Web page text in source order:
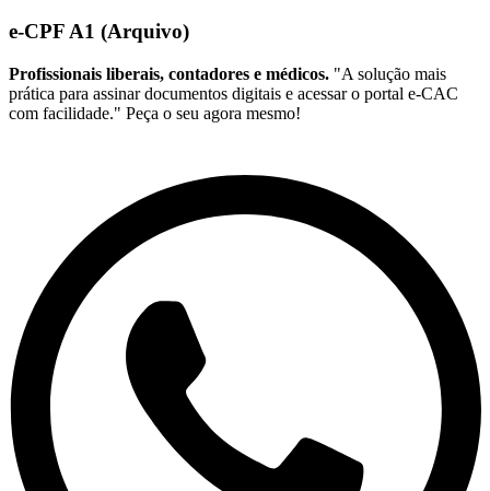
e-CPF A1 (Arquivo)
Profissionais liberais, contadores e médicos. "A solução mais
prática para assinar documentos digitais e acessar o portal e-CAC
com facilidade." Peça o seu agora mesmo!